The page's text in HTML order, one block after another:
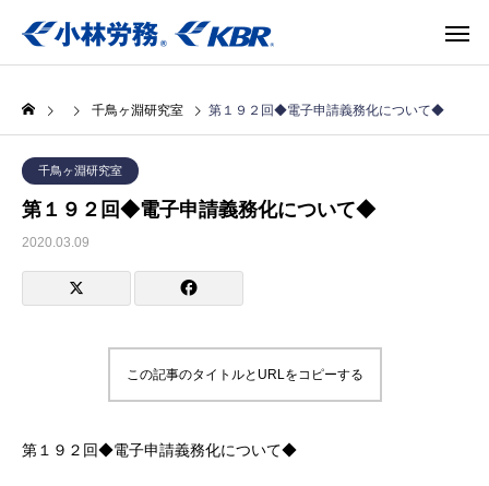
千鳥ヶ淵研究室 第１９２回◆電子申請義務化について◆
千鳥ヶ淵研究室
第１９２回◆電子申請義務化について◆
2020.03.09
この記事のタイトルとURLをコピーする
第１９２回◆電子申請義務化について◆